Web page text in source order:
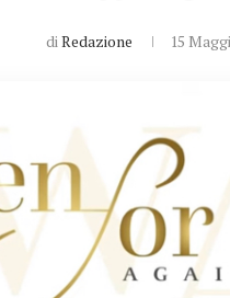
diRedazione 15